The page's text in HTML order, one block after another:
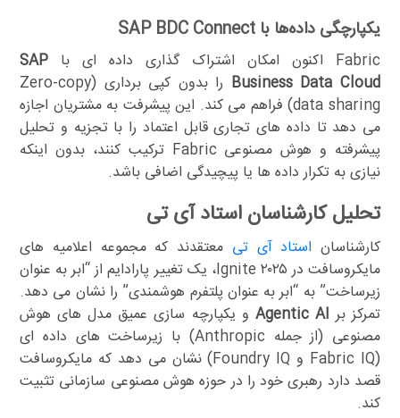
یکپارچگی داده‌ها با SAP BDC Connect
Fabric اکنون امکان اشتراک گذاری داده ای با
SAP
Business Data Cloud
را بدون کپی برداری (Zero-copy
data sharing) فراهم می کند. این پیشرفت به مشتریان اجازه
می دهد تا داده های تجاری قابل اعتماد را با تجزیه و تحلیل
پیشرفته و هوش مصنوعی Fabric ترکیب کنند، بدون اینکه
نیازی به تکرار داده ها یا پیچیدگی اضافی باشد.
تحلیل کارشناسان استاد آی تی
کارشناسان استاد آی تی معتقدند که مجموعه اعلامیه های
مایکروسافت در Ignite ۲۰۲۵، یک تغییر پارادایم از “ابر به عنوان
زیرساخت” به “ابر به عنوان پلتفرم هوشمندی” را نشان می دهد.
تمرکز بر Agentic AI و یکپارچه سازی عمیق مدل های هوش
مصنوعی (از جمله Anthropic) با زیرساخت های داده ای
(Fabric IQ و Foundry IQ) نشان می دهد که مایکروسافت
قصد دارد رهبری خود را در حوزه هوش مصنوعی سازمانی تثبیت
کند.